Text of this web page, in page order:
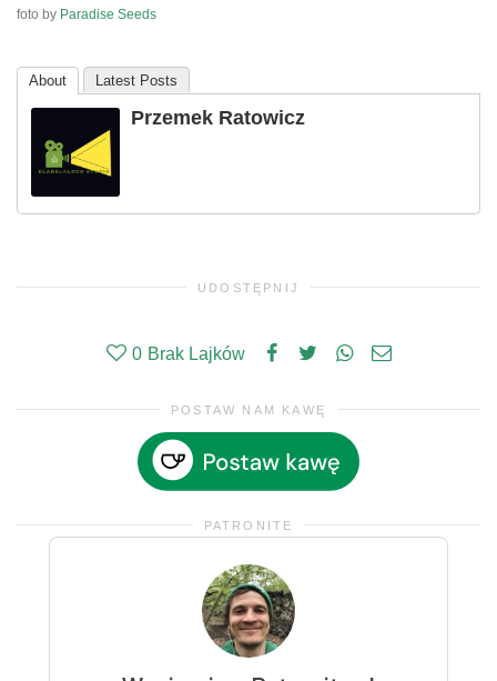
foto by Paradise Seeds
About Latest Posts
Przemek Ratowicz
UDOSTĘPNIJ
0 Brak Lajków
POSTAW NAM KAWĘ
PATRONITE